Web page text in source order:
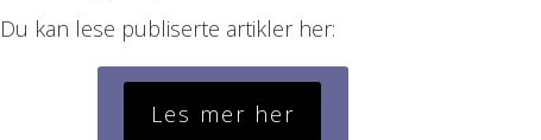
Du kan lese publiserte artikler her:
Les mer her